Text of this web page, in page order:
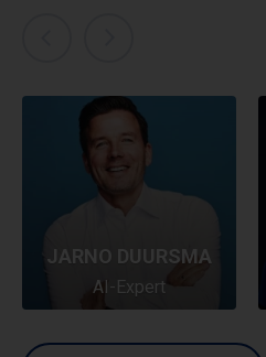
JARNO DUURSMA
AI-Expert